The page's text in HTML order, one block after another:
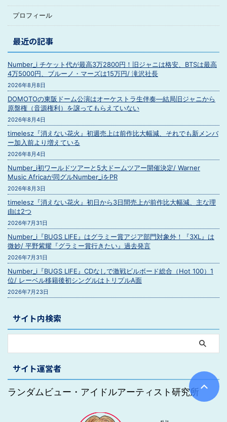
プロフィール
最近の記事
Number_i チケット代が最高3万2800円！旧ジャニは格安、BTSは最高
4万5000円、ブルーノ・マーズは15万円/ 滝沢社長
2026年8月8日
DOMOTOの東阪ドーム公演はオーケストラ生伴奏―結局旧ジャニから
原盤権（音源権利）を譲ってもらえていない
2026年8月4日
timelesz『消えない花火』初週売上は前作比大幅減、それでも新メンバ
ー加入前より増えている
2026年8月4日
Number_i初ワールドツアーと5大ドームツアー開催決定/ Warner
Music Africaが同グルNumber_iをPR
2026年8月3日
timelesz『消えない花火』初日から3日間売上が前作比大幅減、主な理
由は2つ
2026年7月31日
Number_i『BUGS LIFE』はグラミー賞アジア部門対象外！『3XL』は
微妙/ 平野紫耀『グラミー賞行きたい』過去発言
2026年7月31日
Number_i『BUGS LIFE』CDなしで激戦ビルボード総合（Hot 100）1
位/ レーベル移籍後初シングルはトリプルA面
2026年7月23日
サイト内検索
サイト運営者
ランダムビュー・アイドルアーティスト研究所